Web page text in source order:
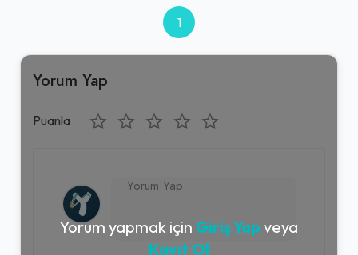
1
Yorum Yap
Puanla
Yorum yapmak için Giriş Yap veya
Kayıt Ol